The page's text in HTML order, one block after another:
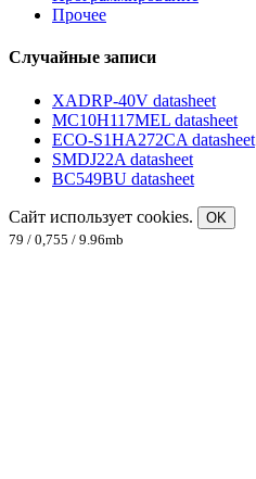
Прочее
Случайные записи
XADRP-40V datasheet
MC10H117MEL datasheet
ECO-S1HA272CA datasheet
SMDJ22A datasheet
BC549BU datasheet
Сайт использует cookies.
OK
79 / 0,755 / 9.96mb